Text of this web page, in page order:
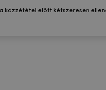
közzététel előtt kétszeresen